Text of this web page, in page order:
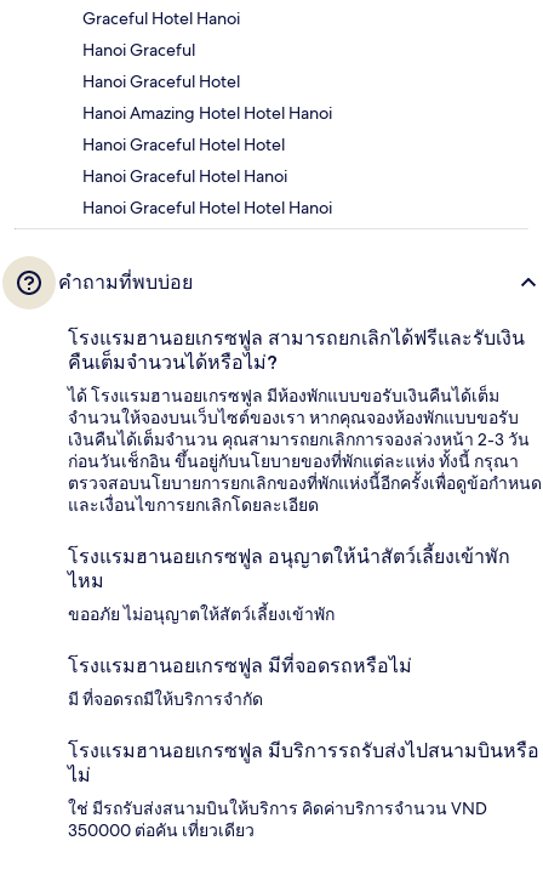
Graceful Hotel Hanoi
Hanoi Graceful
Hanoi Graceful Hotel
Hanoi Amazing Hotel Hotel Hanoi
Hanoi Graceful Hotel Hotel
Hanoi Graceful Hotel Hanoi
Hanoi Graceful Hotel Hotel Hanoi
คำถามที่พบบ่อย
โรงแรมฮานอยเกรซฟูล สามารถยกเลิกได้ฟรีและรับเงิน
คืนเต็มจำนวนได้หรือไม่?
ได้ โรงแรมฮานอยเกรซฟูล มีห้องพักแบบขอรับเงินคืนได้เต็ม
จำนวนให้จองบนเว็บไซต์ของเรา หากคุณจองห้องพักแบบขอรับ
เงินคืนได้เต็มจำนวน คุณสามารถยกเลิกการจองล่วงหน้า 2-3 วัน
ก่อนวันเช็กอิน ขึ้นอยู่กับนโยบายของที่พักแต่ละแห่ง ทั้งนี้ กรุณา
ตรวจสอบนโยบายการยกเลิกของที่พักแห่งนี้อีกครั้งเพื่อดูข้อกำหนด
และเงื่อนไขการยกเลิกโดยละเอียด
โรงแรมฮานอยเกรซฟูล อนุญาตให้นำสัตว์เลี้ยงเข้าพัก
ไหม
ขออภัย ไม่อนุญาตให้สัตว์เลี้ยงเข้าพัก
โรงแรมฮานอยเกรซฟูล มีที่จอดรถหรือไม่
มี ที่จอดรถมีให้บริการจำกัด
โรงแรมฮานอยเกรซฟูล มีบริการรถรับส่งไปสนามบินหรือ
ไม่
ใช่ มีรถรับส่งสนามบินให้บริการ คิดค่าบริการจำนวน VND
350000 ต่อคัน เที่ยวเดียว